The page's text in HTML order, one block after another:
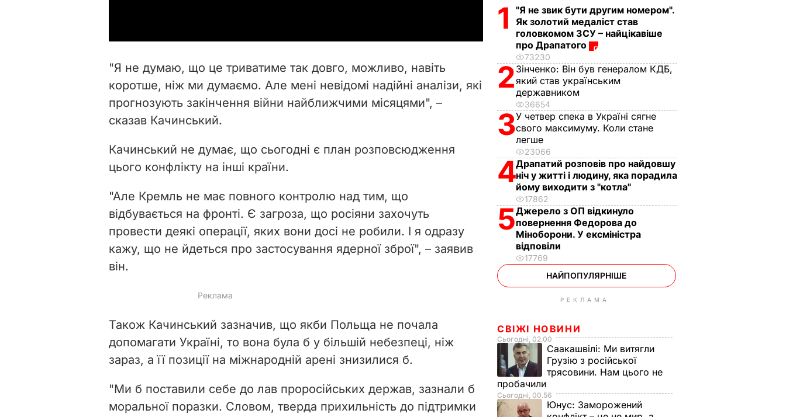
i
d
o
"Я не думаю, що це триватиме так довго, можливо, навіть
коротше, ніж ми думаємо. Але мені невідомі надійні аналізи, які
прогнозують закінчення війни найближчими місяцями", –
сказав Качинський.
Качинський не думає, що сьогодні є план розповсюдження
цього конфлікту на інші країни.
"Але Кремль не має повного контролю над тим, що
відбувається на фронті. Є загроза, що росіяни захочуть
провести деякі операції, яких вони досі не робили. І я одразу
кажу, що не йдеться про застосування ядерної зброї", – заявив
він.
Також Качинський зазначив, що якби Польща не почала
допомагати Україні, то вона була б у більшій небезпеці, ніж
зараз, а її позиції на міжнародній арені знизилися б.
"Ми б поставили себе до лав проросійських держав, зазнали б
моральної поразки. Словом, тверда прихильність до підтримки
1
"Я не звик бути другим номером".
Як золотий медаліст став
головкомом ЗСУ – найцікавіше
про Драпатого
73230
2 Зінченко: Він був генералом КДБ,
який став українським
державником
36654
3У четвер спека в Україні сягне
свого максимуму. Коли стане
легше
23066
4Драпатий розповів про найдовшу
ніч у житті і людину, яка порадила
йому виходити з "котла"
17862
5Джерело з ОП відкинуло
повернення Федорова до
Міноборони. У ексміністра
відповіли
17769
НАЙПОПУЛЯРНІШЕ
РЕКЛАМА
СВІЖІ НОВИНИ
Сьогодні, 02.00
Саакашвілі: Ми витягли
Грузію з російської
трясовини. Нам цього не
пробачили
Сьогодні, 00.56
Юнус: Заморожений